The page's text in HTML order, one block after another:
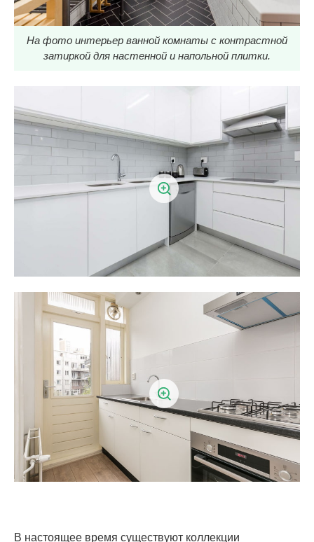
На фото интерьер ванной комнаты с контрастной
затиркой для настенной и напольной плитки.
В настоящее время существуют коллекции